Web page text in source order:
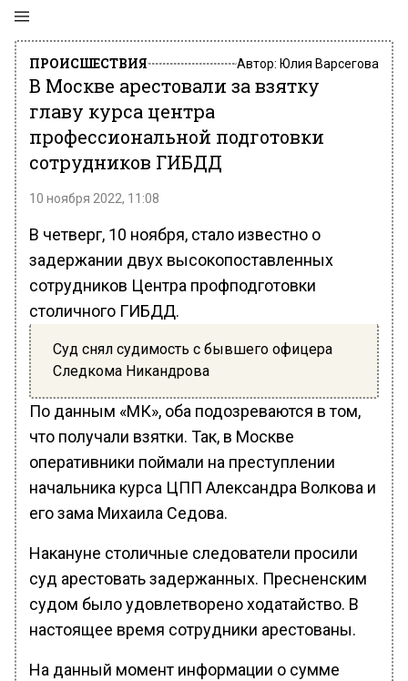
ПРОИСШЕСТВИЯ Автор: Юлия Варсегова
В Москве арестовали за взятку
главу курса центра
профессиональной подготовки
сотрудников ГИБДД
10 ноября 2022, 11:08
В четверг, 10 ноября, стало известно о
задержании двух высокопоставленных
сотрудников Центра профподготовки
столичного ГИБДД.
Суд снял судимость с бывшего офицера
Следкома Никандрова
По данным «МК», оба подозреваются в том,
что получали взятки. Так, в Москве
оперативники поймали на преступлении
начальника курса ЦПП Александра Волкова и
его зама Михаила Седова.
Накануне столичные следователи просили
суд арестовать задержанных. Пресненским
судом было удовлетворено ходатайство. В
настоящее время сотрудники арестованы.
На данный момент информации о сумме